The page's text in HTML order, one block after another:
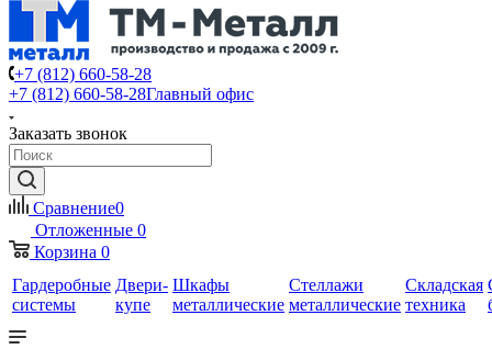
+7 (812) 660-58-28
+7 (812) 660-58-28Главный офис
Заказать звонок
Сравнение0
Отложенные 0
Корзина 0
Гардеробные
системы
Двери-
купе
Шкафы
металлические
Стеллажи
металлические
Складская
техника